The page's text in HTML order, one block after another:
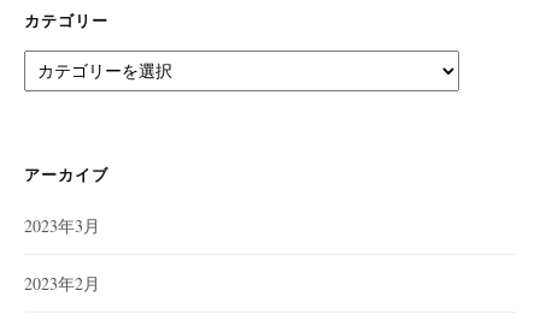
カテゴリー
テ
ー
アーカイブ
2023年3月
2023年2月